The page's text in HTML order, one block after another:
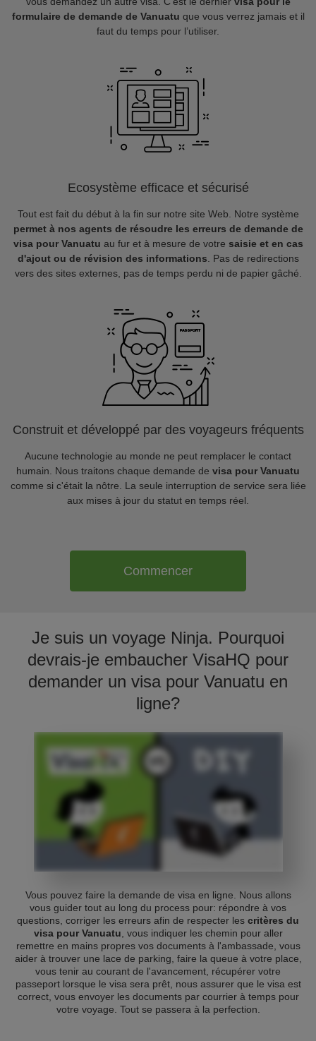
formulaire de demande de Vanuatu que vous verrez jamais et il
faut du temps pour l’utiliser.
Ecosystème efficace et sécurisé
Tout est fait du début à la fin sur notre site Web. Notre système
permet à nos agents de résoudre les erreurs de demande de
visa pour Vanuatu au fur et à mesure de votre saisie et en cas
d'ajout ou de révision des informations . Pas de redirections
vers des sites externes, pas de temps perdu ni de papier gâché.
Construit et développé par des voyageurs fréquents
Aucune technologie au monde ne peut remplacer le contact
humain. Nous traitons chaque demande de visa pour Vanuatu
comme si c'était la nôtre. La seule interruption de service sera liée
aux mises à jour du statut en temps réel.
Commencer
Je suis un voyage Ninja. Pourquoi
devrais-je embaucher VisaHQ pour
demander un visa pour Vanuatu en
ligne?
Vous pouvez faire la demande de visa en ligne. Nous allons
vous guider tout au long du process pour: répondre à vos
questions, corriger les erreurs afin de respecter les critères du
visa pour Vanuatu , vous indiquer les chemin pour aller
remettre en mains propres vos documents à l'ambassade, vous
aider à trouver une lace de parking, faire la queue à votre place,
vous tenir au courant de l'avancement, récupérer votre
passeport lorsque le visa sera prêt, nous assurer que le visa est
correct, vous envoyer les documents par courrier à temps pour
votre voyage. Tout se passera à la perfection.